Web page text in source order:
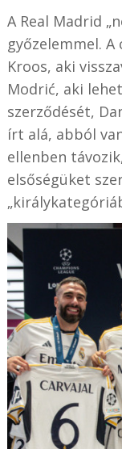
A Real Madrid
győzelemmel. A
Kroos, aki
Modrić, aki
szerződését,
írt alá, abból
ellenben
elsőségüket